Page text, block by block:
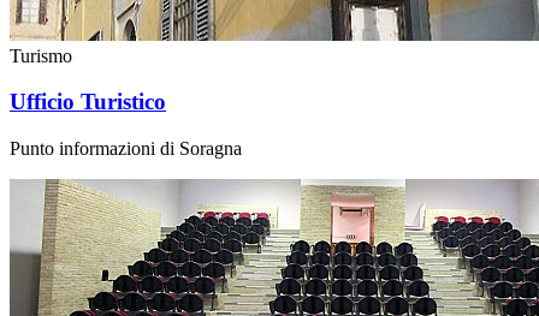
Turismo
Ufficio Turistico
Punto informazioni di Soragna